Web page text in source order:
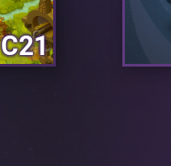
C21